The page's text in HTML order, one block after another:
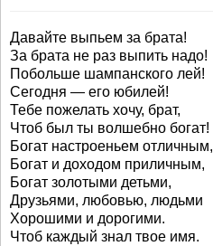
Давайте выпьем за брата!
За брата не раз выпить надо!
Побольше шампанского лей!
Сегодня — его юбилей!
Тебе пожелать хочу, брат,
Чтоб был ты волшебно богат!
Богат настроеньем отличным,
Богат и доходом приличным,
Богат золотыми детьми,
Друзьями, любовью, людьми
Хорошими и дорогими.
Чтоб каждый знал твое имя.